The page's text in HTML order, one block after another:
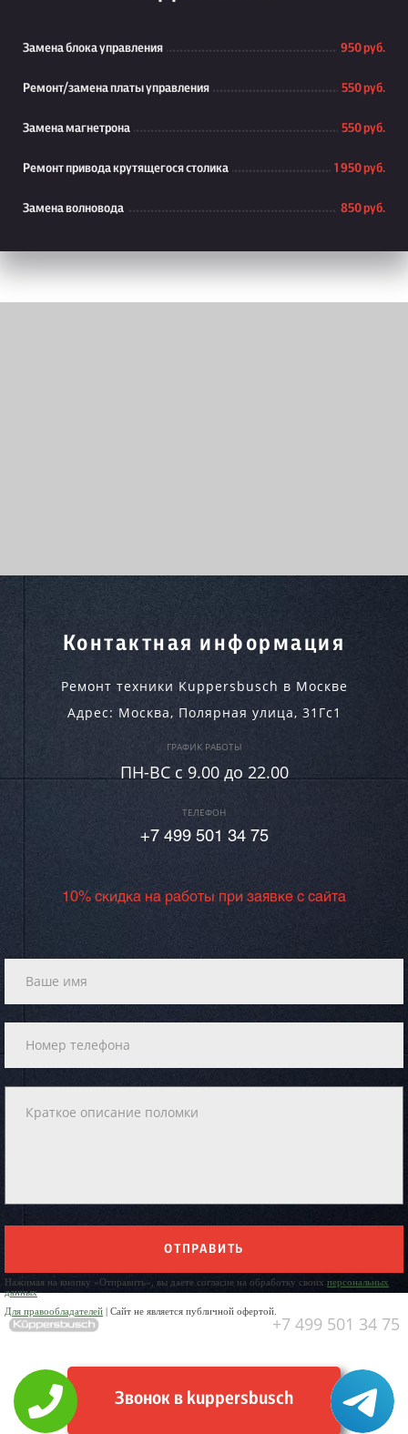
Замена блока управления 950 руб.
Ремонт/замена платы управления 550 руб.
Замена магнетрона 550 руб.
Ремонт привода крутящегося столика 1 950 руб.
Замена волновода 850 руб.
Контактная информация
Ремонт техники Kuppersbusch в Москве
Адрес: Москва, Полярная улица, 31Гс1
ГРАФИК РАБОТЫ
ПН-ВC c 9.00 до 22.00
ТЕЛЕФОН
+7 499 501 34 75
10% скидка на работы при заявке с сайта
ОТПРАВИТЬ
Нажимая на кнопку «Отправить», вы даете согласие на обработку своих персональных
данных
Для правообладателей | Сайт не является публичной офертой.
+7 499 501 34 75
Звонок в kuppersbusch